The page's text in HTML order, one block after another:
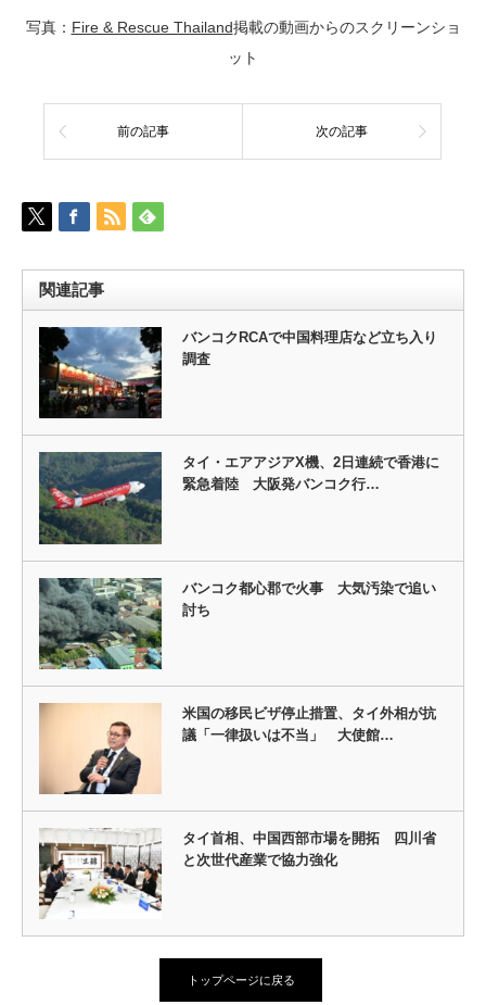
写真： Fire & Rescue Thailand掲載の動画からのスクリーンショ
ット
前の記事 次の記事
関連記事
バンコクRCAで中国料理店など立ち入り
調査
タイ・エアアジアX機、2日連続で香港に
緊急着陸 大阪発バンコク行…
バンコク都心郡で火事 大気汚染で追い
討ち
米国の移民ビザ停止措置、タイ外相が抗
議「一律扱いは不当」 大使館…
タイ首相、中国西部市場を開拓 四川省
と次世代産業で協力強化
トップページに戻る